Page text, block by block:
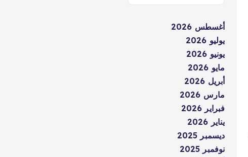
أغسطس 2026
يوليو 2026
يونيو 2026
مايو 2026
أبريل 2026
مارس 2026
فبراير 2026
يناير 2026
ديسمبر 2025
نوفمبر 2025